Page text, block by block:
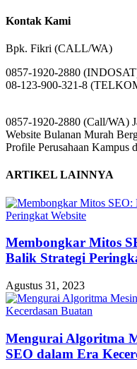
Kontak Kami
Bpk. Fikri (CALL/WA)
0857-1920-2880
08-123-900-321-8
0857-1920-2880 (Call/WA)
Website Bulanan Murah
Profile Perusahaan Kampus
ARTIKEL LAINNYA
Membongkar Mitos
Balik Strategi
Agustus 31, 2023
Mengurai Algoritma
SEO dalam Era